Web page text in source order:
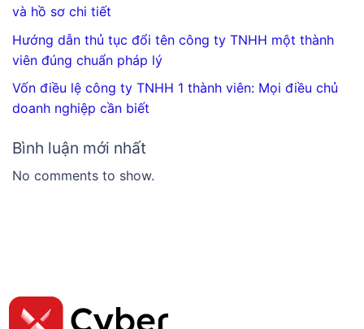
và hồ sơ chi tiết
Hướng dẫn thủ tục đổi tên công ty TNHH một thành
viên đúng chuẩn pháp lý
Vốn điều lệ công ty TNHH 1 thành viên: Mọi điều chủ
doanh nghiệp cần biết
Bình luận mới nhất
No comments to show.